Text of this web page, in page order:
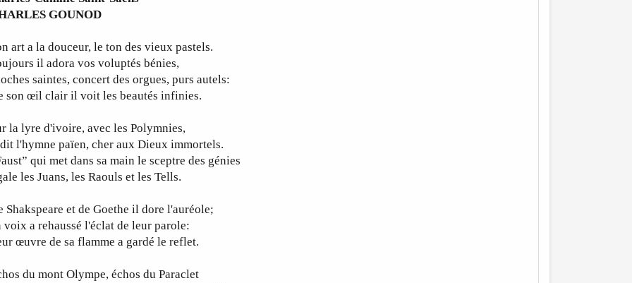
GOUNOD
art a la douceur, le ton des vieux pastels.
il adora vos voluptés bénies,
saintes, concert des orgues, purs autels:
son œil clair il voit les beautés infinies.
la lyre d'ivoire, avec les Polymnies,
l'hymne païen, cher aux Dieux immortels.
qui met dans sa main le sceptre des génies
les Juans, les Raouls et les Tells.
Shakspeare et de Goethe il dore l'auréole;
voix a rehaussé l'éclat de leur parole:
œuvre de sa flamme a gardé le reflet.
du mont Olympe, échos du Paraclet